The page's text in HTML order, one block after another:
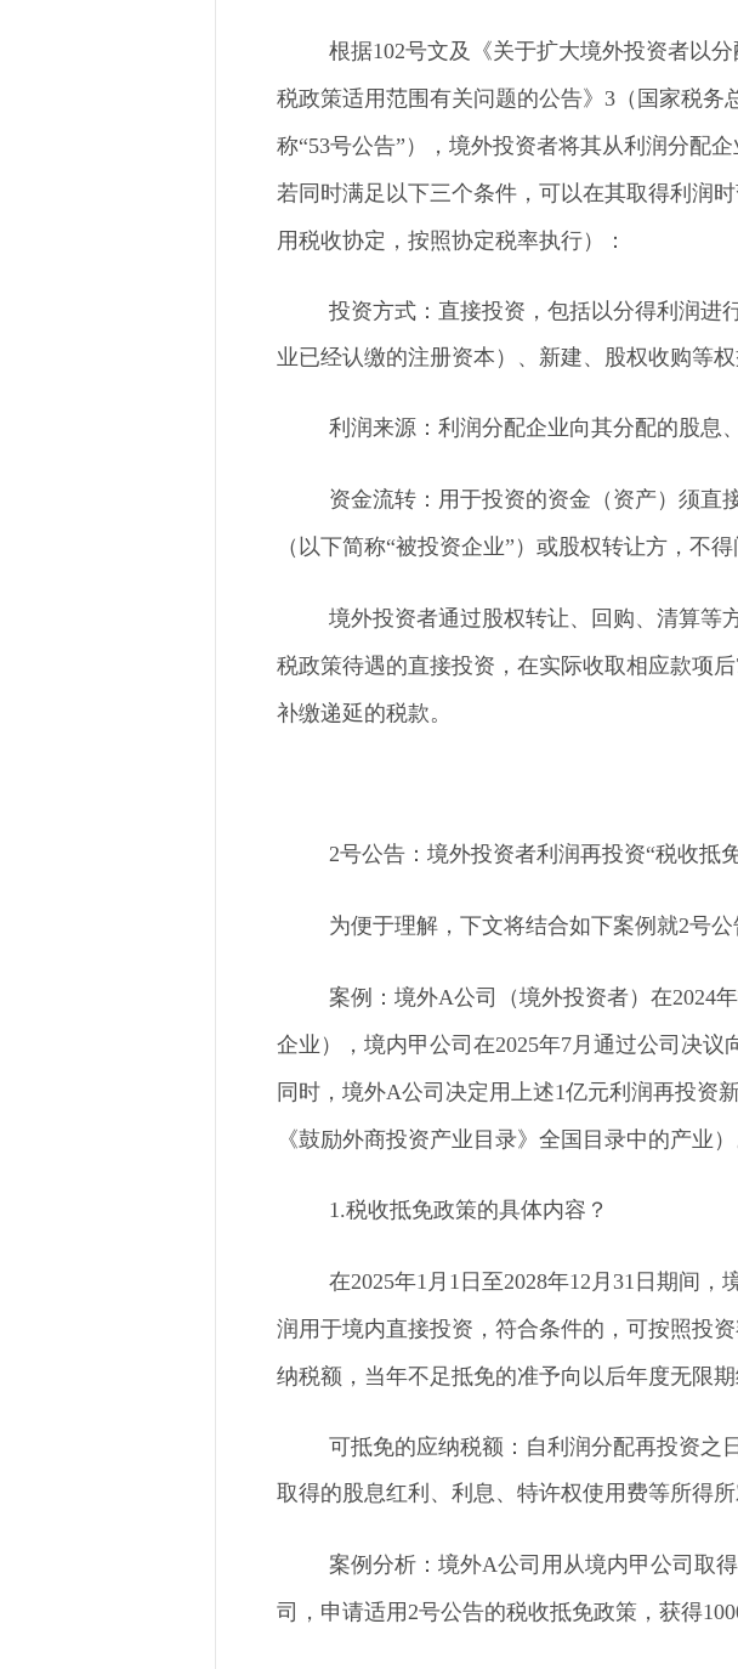
根据102号文及《关于扩大境外投资者以
税政策适用范围有关问题的公告》3（国家税务
称“53号公告”），境外投资者将其从利润分配
若同时满足以下三个条件，可以在其取得利润
用税收协定，按照协定税率执行）：
投资方式：直接投资，包括以分得利润进
业已经认缴的注册资本）、新建、股权收购等权
利润来源：利润分配企业向其分配的股息
资金流转：用于投资的资金（资产）须直
（以下简称“被投资企业”）或股权转让方，不得
境外投资者通过股权转让、回购、清算等
税政策待遇的直接投资，在实际收取相应款项后
补缴递延的税款。
2号公告：境外投资者利润再投资“税收抵
为便于理解，下文将结合如下案例就2号公
案例：境外A公司（境外投资者）在2024
企业），境内甲公司在2025年7月通过公司决议
同时，境外A公司决定用上述1亿元利润再投资
《鼓励外商投资产业目录》全国目录中的产业）
1.税收抵免政策的具体内容？
在2025年1月1日至2028年12月31日期间
润用于境内直接投资，符合条件的，可按照投
纳税额，当年不足抵免的准予向以后年度无限期
可抵免的应纳税额：自利润分配再投资之
取得的股息红利、利息、特许权使用费等所得所
案例分析：境外A公司用从境内甲公司取
司，申请适用2号公告的税收抵免政策，获得